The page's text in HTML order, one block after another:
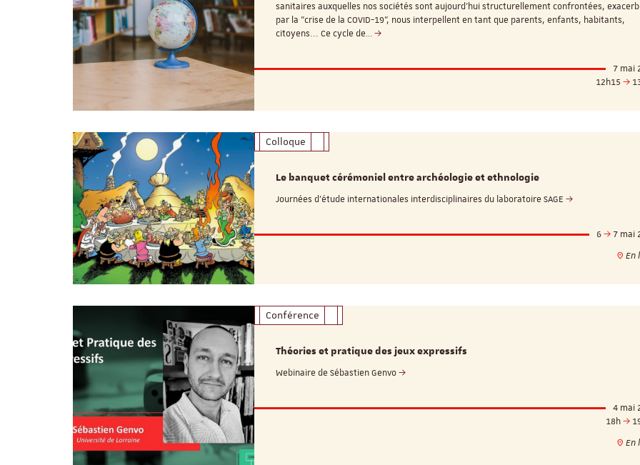
sanitaires auxquelles nos sociétés sont aujourd'hui structurellement confrontées,
par la "crise de la COVID-19", nous interpellent en tant que parents, enfants, habitants,
citoyens... Ce cycle de…
7 mai
12h15
Colloque
Le banquet cérémoniel entre archéologie et ethnologie
Journées d’étude internationales interdisciplinaires du laboratoire SAGE
6
7 mai
En
Conférence
Théories et pratique des jeux expressifs
Webinaire de Sébastien Genvo
4 mai
18h
En
ReligiS
2026
Objectivité
recherche qualitative